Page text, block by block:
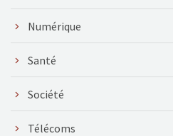
Numérique
Santé
Société
Télécoms